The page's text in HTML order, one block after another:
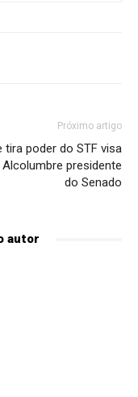
Próximo artigo
tira poder do STF visa
Alcolumbre presidente
do Senado
autor